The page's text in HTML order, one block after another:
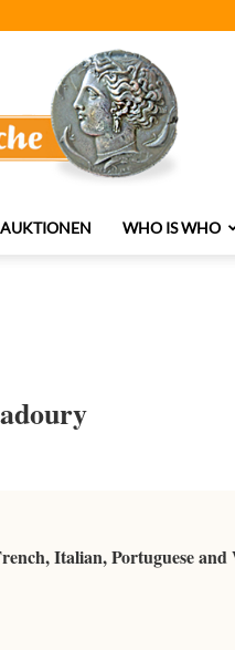
AUKTIONEN WHO IS WHO
Italian, Portuguese and